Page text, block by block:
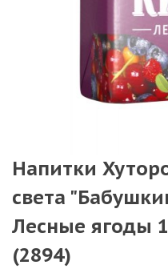
Напитки
света
Лесные ягоды
(2894)